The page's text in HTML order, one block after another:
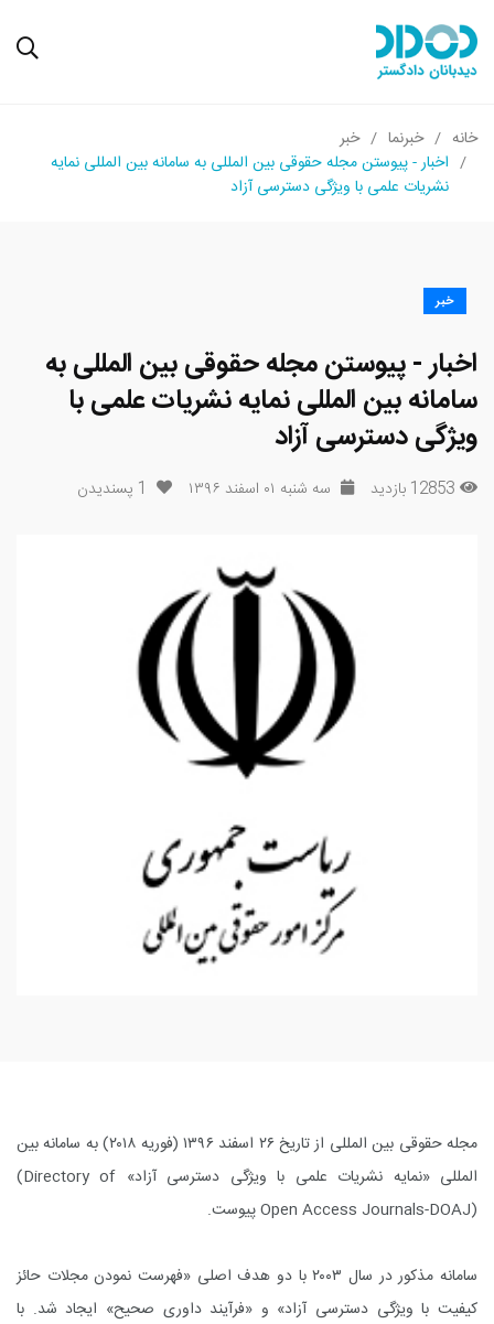
خانه خبرنما
خبر
اخبار - پیوستن مجله حقوقی بین المللی به سامانه بین المللی نمایه
نشریات علمی با ویژگی دسترسی آزاد
خبر
اخبار - پیوستن مجله حقوقی بین المللی به
سامانه بین المللی نمایه نشریات علمی با
ویژگی دسترسی آزاد
12853 بازدید سه شنبه ۰۱ اسفند ۱۳۹۶ 1 پسندیدن
مجله حقوقی بین المللی از تاریخ ۲۶ اسفند ۱۳۹۶ (فوریه ۲۰۱۸) به سامانه بین
المللی «نمایه نشریات علمی با ویژگی دسترسی آزاد» (Directory of
Open Access Journals-DOAJ)پیوست.
سامانه مذکور در سال ۲۰۰۳ با دو هدف اصلی «فهرست نمودن مجلات حائز
کیفیت با ویژگی دسترسی آزاد» و «فرآیند داوری صحیح» ایجاد شد. با